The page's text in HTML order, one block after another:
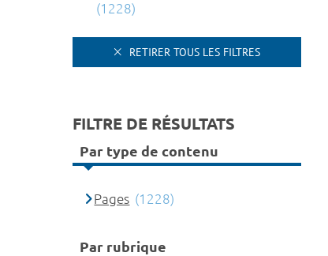
(1228)
RETIRER TOUS LES FILTRES
FILTRE DE RÉSULTATS
Par type de contenu
Pages (1228)
Par rubrique